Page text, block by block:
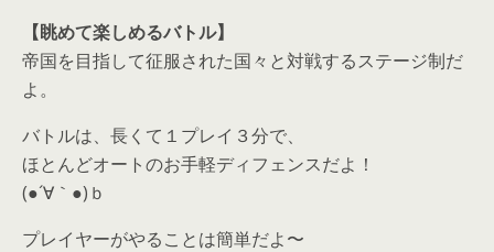
【眺めて楽しめるバトル】
帝国を目指して征服された国々と対戦するステージ制だ
よ。
バトルは、長くて１プレイ３分で、
ほとんどオートのお手軽ディフェンスだよ！
(●´∀｀●)ｂ
プレイヤーがやることは簡単だよ〜